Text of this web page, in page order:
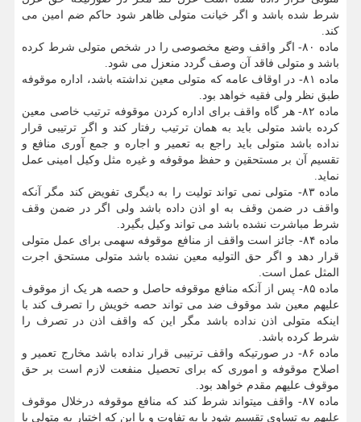
شرط شده باشد و اگر خیانت متولی ظاهر شود حاکم ضم امین می
کند.
ماده ۸۰- اگر واقف وضع مخصوصی را در شخص متولی شرط کرده
باشد و متولی فاقد آن وصف گردد منعزل می شود.
ماده ۸۱- در اوقاف عامه که متولی معین نداشته باشد، اداره موقوفه
طبق نظر ولی فقیه خواهد بود.
ماده ۸۲- هر گاه واقف برای اداره کردن موقوفه ترتیب خاصی معین
کرده باشد متولی باید به همان ترتیب رفتار کند و اگر ترتیبی قرار
نداده باشد متولی باید راجع به تعمیر و اجاره و جمع آوری منافع و
تقسیم آن بر مستحقین و حفظ موقوفه و غیره مثل وکیل امینی عمل
نماید.
ماده ۸۳- متولی نمی تواند تولیت را به دیگری تفویض کند مگر آنکه
واقف در ضمن وقف به او اذن داده باشد ولی اگر در ضمن وقف
شرط مباشرت نشده باشد می تواند وکیل بگیرد.
ماده ۸۴- جائز است واقف از منافع موقوفه سهمی برای عمل متولی
قرار دهد و اگر حق التولیه معین نشده باشد متولی مستحق اجرت
المثل عمل است.
ماده ۸۵- پس از آنکه منافع موقوفه حاصل و حصه هر یک از موقوف
علیهم معین شد موقوف ضد می تواند حصه خویش را تصرف کند با
اینکه متولی اذن نداده باشد مگر این که واقف اذن در تصرف را
شرط کرده باشد.
ماده ۸۶- در صورتیکه واقف ترتیبی قرار نداده باشد مخارج تعمیر و
اصلاح موقوفه و اموری که برای تحصیل منفعت لازم است بر حق
موقوف علیهم مقدم خواهد بود.
ماده ۸۷- واقف میتواند شرط کند که منافع موقوفه درخلال موقوف
علیهم به تساوی تقسیم شود یا به تفاوت و یا این که اختیار به متولی یا